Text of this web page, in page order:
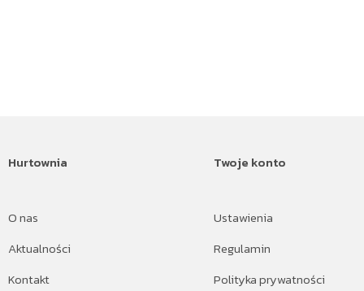
Hurtownia
O nas
Aktualności
Kontakt
Twoje konto
Ustawienia
Regulamin
Polityka prywatności